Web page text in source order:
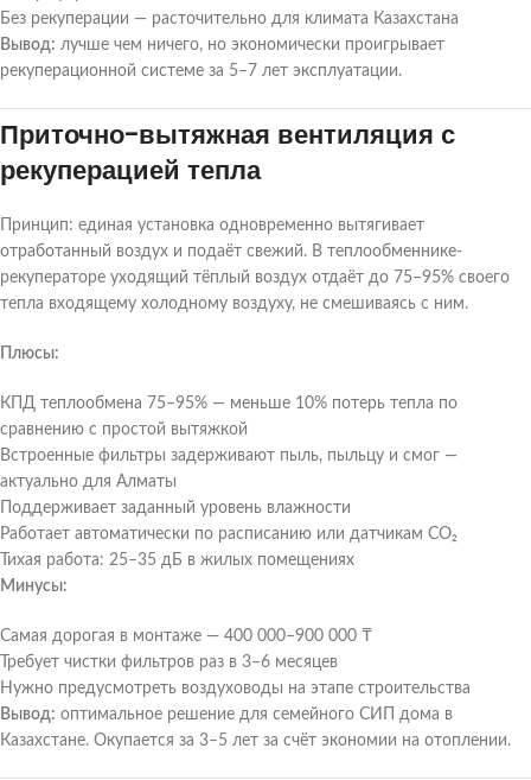
Без рекуперации — расточительно для климата Казахстана
Вывод: лучше чем ничего, но экономически проигрывает
рекуперационной системе за 5–7 лет эксплуатации.
Приточно-вытяжная вентиляция с
рекуперацией тепла
Принцип: единая установка одновременно вытягивает
отработанный воздух и подаёт свежий. В теплообменнике-
рекуператоре уходящий тёплый воздух отдаёт до 75–95% своего
тепла входящему холодному воздуху, не смешиваясь с ним.
Плюсы:
КПД теплообмена 75–95% — меньше 10% потерь тепла по
сравнению с простой вытяжкой
Встроенные фильтры задерживают пыль, пыльцу и смог —
актуально для Алматы
Поддерживает заданный уровень влажности
Работает автоматически по расписанию или датчикам CO₂
Тихая работа: 25–35 дБ в жилых помещениях
Минусы:
Самая дорогая в монтаже — 400 000–900 000 ₸
Требует чистки фильтров раз в 3–6 месяцев
Нужно предусмотреть воздуховоды на этапе строительства
Вывод: оптимальное решение для семейного СИП дома в
Казахстане. Окупается за 3–5 лет за счёт экономии на отоплении.